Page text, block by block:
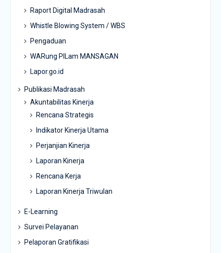
Raport Digital Madrasah
Whistle Blowing System / WBS
Pengaduan
WARung PILam MANSAGAN
Lapor.go.id
Publikasi Madrasah
Akuntabilitas Kinerja
Rencana Strategis
Indikator Kinerja Utama
Perjanjian Kinerja
Laporan Kinerja
Rencana Kerja
Laporan Kinerja Triwulan
E-Learning
Survei Pelayanan
Pelaporan Gratifikasi